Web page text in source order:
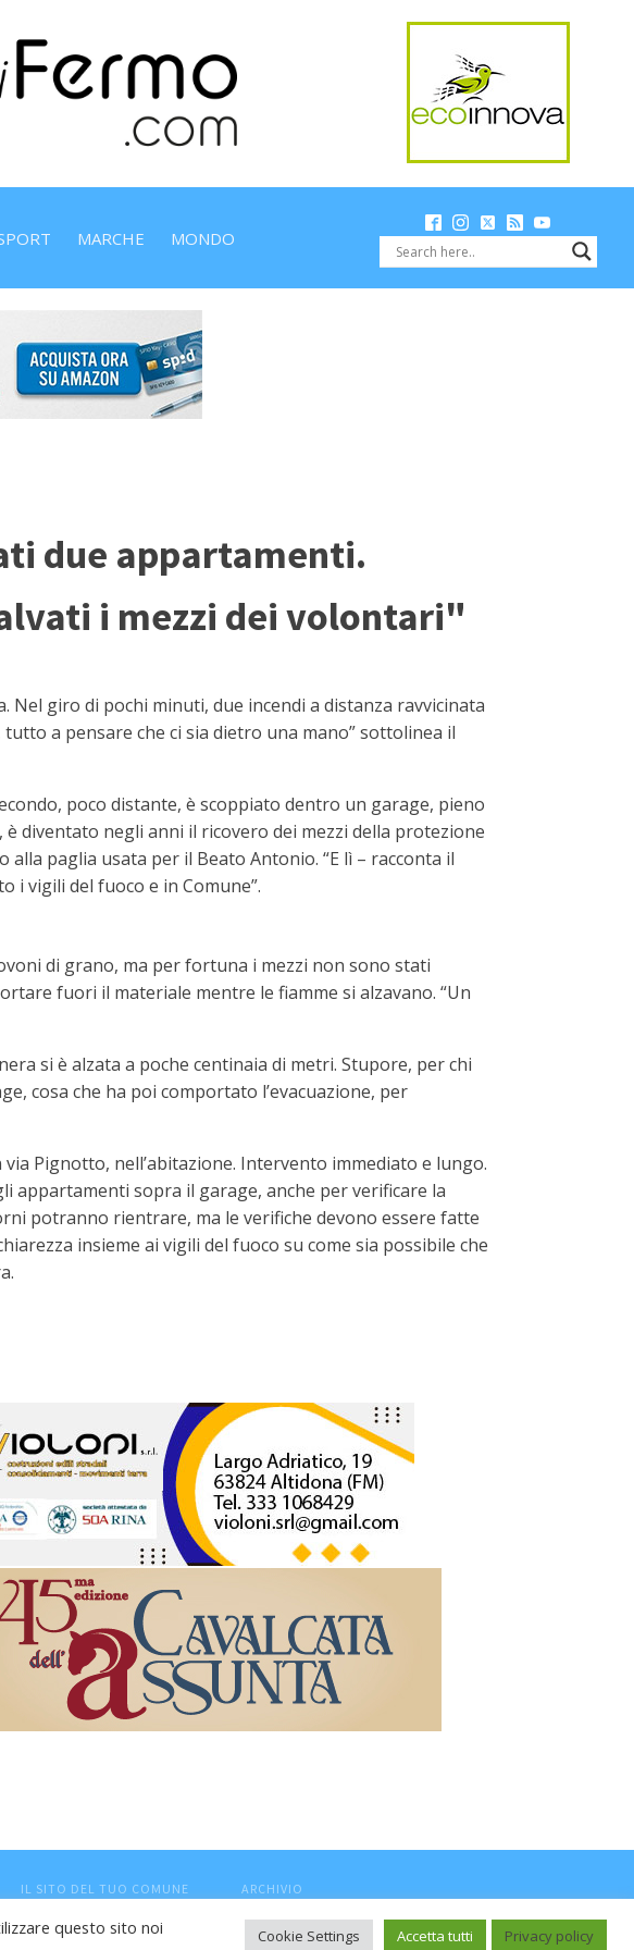
MARCHE MONDO
due appartamenti.
i mezzi dei volontari"
giro di pochi minuti, due incendi a distanza ravvicinata
a pensare che ci sia dietro una mano” sottolinea il
poco distante, è scoppiato dentro un garage, pieno
diventato negli anni il ricovero dei mezzi della protezione
paglia usata per il Beato Antonio. “E lì – racconta il
i vigili del fuoco e in Comune”.
di grano, ma per fortuna i mezzi non sono stati
fuori il materiale mentre le fiamme si alzavano. “Un
si è alzata a poche centinaia di metri. Stupore, per chi
cosa che ha poi comportato l’evacuazione, per
Pignotto, nell’abitazione. Intervento immediato e lungo.
appartamenti sopra il garage, anche per verificare la
potranno rientrare, ma le verifiche devono essere fatte
insieme ai vigili del fuoco su come sia possibile che
IL SITO DEL TUO COMUNE ARCHIVIO
questo sito noi
Cookie Settings Accetta tutti Privacy policy